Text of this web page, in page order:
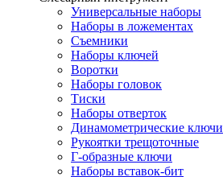
Универсальные наборы
Наборы в ложементах
Съемники
Наборы ключей
Воротки
Наборы головок
Тиски
Наборы отверток
Динамометрические ключи
Рукоятки трещоточные
Г-образные ключи
Наборы вставок-бит